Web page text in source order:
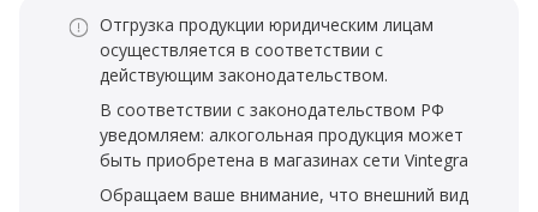
Отгрузка продукции юридическим лицам
осуществляется в соответствии с
действующим законодательством.
В соответствии с законодательством РФ
уведомляем: алкогольная продукция может
быть приобретена в магазинах сети Vintegra
Обращаем ваше внимание, что внешний вид